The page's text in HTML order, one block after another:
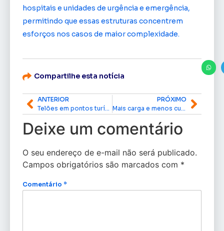
hospitais e unidades de urgência e emergência,
permitindo que essas estruturas concentrem
esforços nos casos de maior complexidade.
Compartilhe esta notícia
ANTERIOR
Telões em pontos turísticos vão transmitir jogos do Brasil na Copa 2026 em Macapá
PRÓXIMO
Mais carga e menos custos: novo calado na foz do Amazonas beneficia operações da Companhia Docas de Santana
Deixe um comentário
O seu endereço de e-mail não será publicado.
Campos obrigatórios são marcados com *
Comentário *